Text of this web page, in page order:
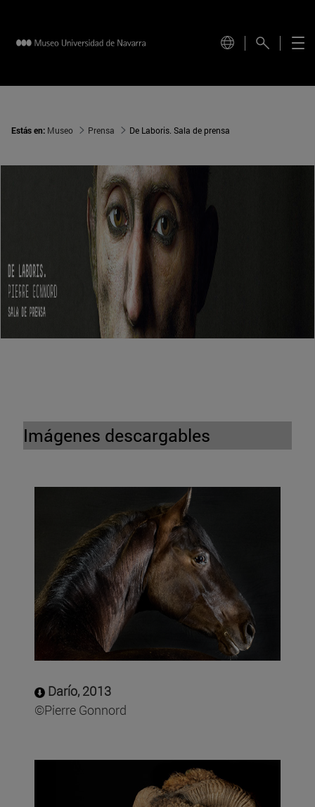
Estás en: Museo Prensa De Laboris. Sala de prensa
Imágenes descargables
Darío, 2013
©Pierre Gonnord